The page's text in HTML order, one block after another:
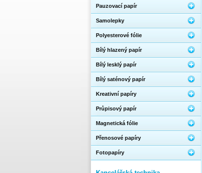
Pauzovací papír
Samolepky
Polyesterové fólie
Bílý hlazený papír
Bílý lesklý papír
Bílý saténový papír
Kreativní papíry
Průpisový papír
Magnetická fólie
Přenosové papíry
Fotopapíry